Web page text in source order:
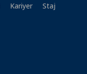
Kariyer
Staj